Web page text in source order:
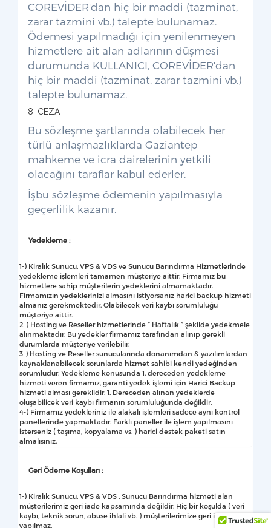
COREVİDER'dan hiç bir maddi (tazminat,
zarar tazmini vb.) talepte bulunamaz.
Ödemesi yapılmadığı için yenilenmeyen
hizmetlere ait alan adlarının düşmesi
durumunda KULLANICI, COREVİDER'dan
hiç bir maddi (tazminat, zarar tazmini vb.)
talepte bulunamaz.
8. CEZA
Bu sözleşme şartlarında olabilecek her
türlü anlaşmazlıklarda Gaziantep
mahkeme ve icra dairelerinin yetkili
olacağını taraflar kabul ederler.
İşbu sözleşme ödemenin yapılmasıyla
geçerlilik kazanır.
Yedekleme ;
1-) Kiralık Sunucu, VPS & VDS ve Sunucu Barındırma Hizmetlerinde
yedekleme işlemleri tamamen müşteriye aittir. Firmamız bu
hizmetlere sahip müşterilerin yedeklerini almamaktadır.
Firmamızın yedeklerinizi almasını istiyorsanız harici backup hizmeti
almanız gerekmektedir. Olabilecek veri kaybı sorumluluğu
müşteriye aittir.
2-) Hosting ve Reseller hizmetlerinde ” Haftalık ” şekilde yedekmele
alınmaktadır. Bu yedekler firmamız tarafından alınıp gerekli
durumlarda müşteriye verilebilir.
3-) Hosting ve Reseller sunucularında donanımdan & yazılımlardan
kaynaklanabilecek sorunlarda hizmet sahibi kendi yedeğinden
sorumludur. Yedekleme konusunda 1. dereceden yedekleme
hizmeti veren firmamız, garanti yedek işlemi için Harici Backup
hizmeti alması gereklidir. 1. Dereceden alınan yedeklerde
oluşabilicek veri kaybı firmanın sorumluluğunda değildir.
4-) Firmamız yedekleriniz ile alakalı işlemleri sadece aynı kontrol
panellerinde yapmaktadır. Farklı paneller ile işlem yapılmasını
isterseniz ( taşıma, kopyalama vs. ) harici destek paketi satın
almalısınız.
Geri Ödeme Koşulları ;
1-) Kiralık Sunucu, VPS & VDS , Sunucu Barındırma hizmeti alan
müşterilerimiz geri iade kapsamında değildir. Hiç bir koşulda ( veri
kaybı, teknik sorun, abuse ihlali vb. ) müşterilerimize geri iade
yapılmaz.